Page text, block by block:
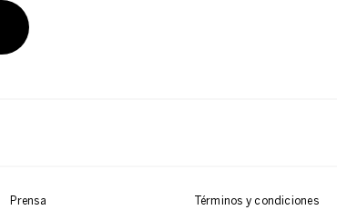
Prensa Términos y condiciones